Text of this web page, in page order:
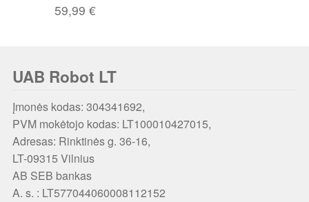
59,99€
UAB Robot LT
Įmonės kodas: 304341692,
PVM mokėtojo kodas: LT100010427015,
Adresas: Rinktinės g. 36-16,
LT-09315 Vilnius
AB SEB bankas
A. s. : LT577044060008112152